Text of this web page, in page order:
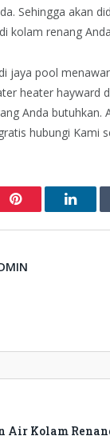
Sehingga akan
kolam renang
jaya pool
heater hayward
Anda butuhkan.
hubungi Kami
Pinterest
Air Kolam